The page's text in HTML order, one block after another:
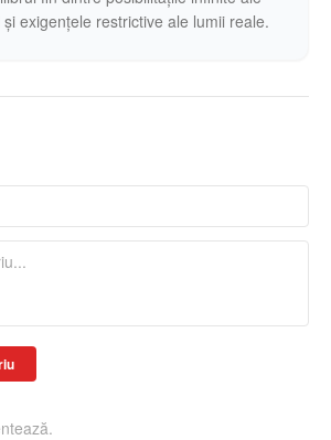
și exigențele restrictive ale lumii reale.